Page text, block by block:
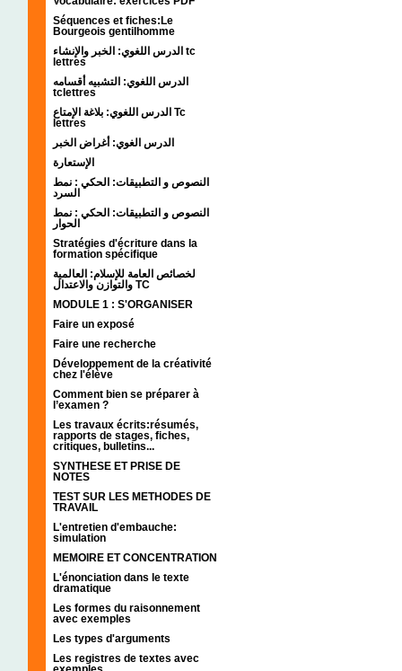
Séquences et fiches:Le
Bourgeois gentilhomme
الدرس اللغوي: الخبر والإنشاء tc
lettres
الدرس اللغوي: التشبيه أقسامه
tclettres
الدرس اللغوي: بلاغة الإمتاع Tc
lettres
الدرس الغوي: أغراض الخبر
الإستعارة
النصوص و التطبيقات: الحكي : نمط
السرد
النصوص و التطبيقات: الحكي : نمط
الحوار
Stratégies d'écriture dans la
formation spécifique
لخصائص العامة للإسلام: العالمية
والتوازن والاعتدال TC
MODULE 1 : S'ORGANISER
Faire un exposé
Faire une recherche
Développement de la créativité
chez l'élève
Comment bien se préparer à
l’examen ?
Les travaux écrits:résumés,
rapports de stages, fiches,
critiques, bulletins...
SYNTHESE ET PRISE DE
NOTES
TEST SUR LES METHODES DE
TRAVAIL
L'entretien d'embauche:
simulation
MEMOIRE ET CONCENTRATION
L'énonciation dans le texte
dramatique
Les formes du raisonnement
avec exemples
Les types d'arguments
Les registres de textes avec